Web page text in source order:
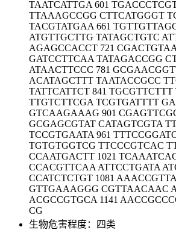
TAATCATTGA 601
TTAAAGCCGG CTTCATGGGT
TACGTATGAA 661
ATGTTGCTTG TATAGCTGTC
AGAGCCACCT 721
GATCCTTCAA TATAGACCGG
ATAACTTCCC 781
ACATAGCTTT TAATACCGCC
TATTCATTCT 841 TGCGTTCTTT
TTGTCTTCGA TCGTGATTTT
GTCAAGAAAG 901
GCGAGCGTAT CATAGTCGTA
TCCGTGAATA 961
TGTGTGGTCG TTCCCGTCAC
CCAATGACTT 1021
CCACGTTCAA ATTCCTGATA
CCATCTCTGT 1081
GTTGAAAGGG CGTTAACAAC
ACGCCGTGCA 1141
CG
生物危害程度：四类